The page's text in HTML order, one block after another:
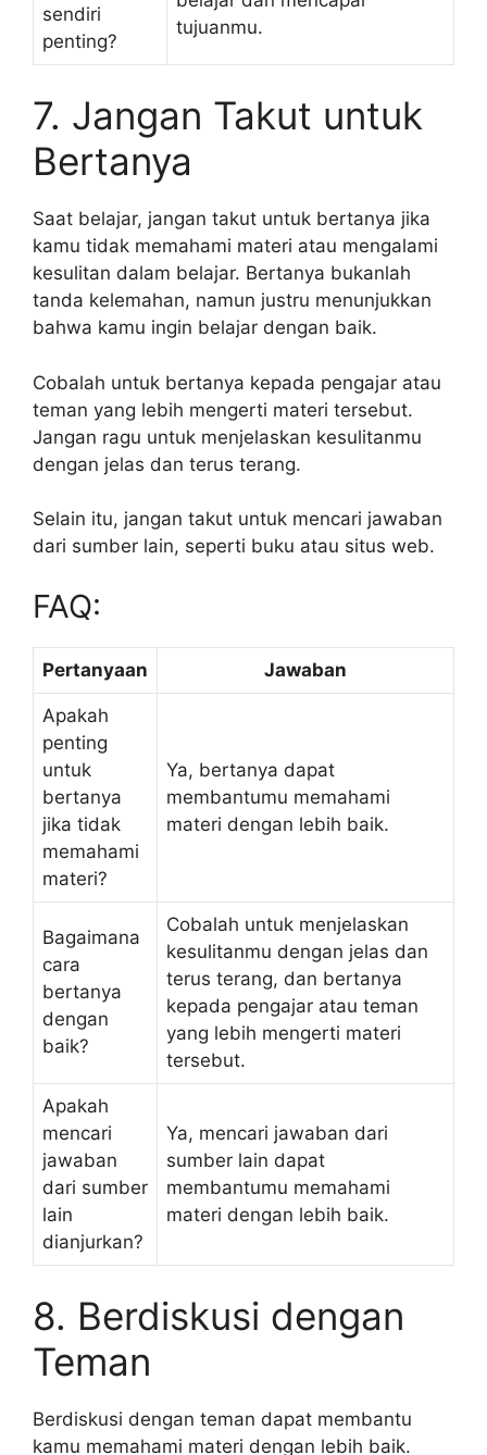
sendiri
penting?
tujuanmu.
7. Jangan Takut untuk
Bertanya
Saat belajar, jangan takut untuk bertanya jika
kamu tidak memahami materi atau mengalami
kesulitan dalam belajar. Bertanya bukanlah
tanda kelemahan, namun justru menunjukkan
bahwa kamu ingin belajar dengan baik.
Cobalah untuk bertanya kepada pengajar atau
teman yang lebih mengerti materi tersebut.
Jangan ragu untuk menjelaskan kesulitanmu
dengan jelas dan terus terang.
Selain itu, jangan takut untuk mencari jawaban
dari sumber lain, seperti buku atau situs web.
FAQ:
Pertanyaan Jawaban
Apakah
penting
untuk
bertanya
jika tidak
memahami
materi?
Ya, bertanya dapat
membantumu memahami
materi dengan lebih baik.
Bagaimana
cara
bertanya
dengan
baik?
Cobalah untuk menjelaskan
kesulitanmu dengan jelas dan
terus terang, dan bertanya
kepada pengajar atau teman
yang lebih mengerti materi
tersebut.
Apakah
mencari
jawaban
dari sumber
lain
dianjurkan?
Ya, mencari jawaban dari
sumber lain dapat
membantumu memahami
materi dengan lebih baik.
8. Berdiskusi dengan
Teman
Berdiskusi dengan teman dapat membantu
kamu memahami materi dengan lebih baik.